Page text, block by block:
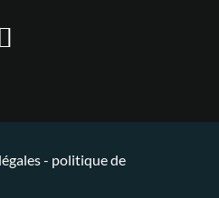
- politique de